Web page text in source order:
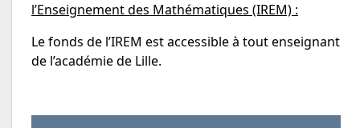
l’Enseignement des Mathématiques (IREM) :
Le fonds de l’IREM est accessible à tout enseignant
de l’académie de Lille.